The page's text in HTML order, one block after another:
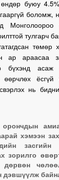
буюу
боломж,
Монголоороо
тулгарч
төмөр
ар араасаа
бүхэнд
өөрчлөх
нь
хэмээн
засгийн
зорилго
дэвшүүлж